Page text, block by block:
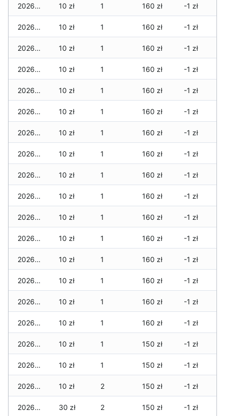
2026-07-23 10 zł 1 160 zł -1 zł
2026-07-22 10 zł 1 160 zł -1 zł
2026-07-21 10 zł 1 160 zł -1 zł
2026-07-20 10 zł 1 160 zł -1 zł
2026-07-18 10 zł 1 160 zł -1 zł
2026-07-17 10 zł 1 160 zł -1 zł
2026-07-16 10 zł 1 160 zł -1 zł
2026-07-15 10 zł 1 160 zł -1 zł
2026-07-14 10 zł 1 160 zł -1 zł
2026-07-13 10 zł 1 160 zł -1 zł
2026-07-12 10 zł 1 160 zł -1 zł
2026-07-11 10 zł 1 160 zł -1 zł
2026-07-10 10 zł 1 160 zł -1 zł
2026-07-09 10 zł 1 160 zł -1 zł
2026-07-08 10 zł 1 160 zł -1 zł
2026-07-07 10 zł 1 160 zł -1 zł
2026-07-06 10 zł 1 150 zł -1 zł
2026-07-05 10 zł 1 150 zł -1 zł
2026-07-04 10 zł 2 150 zł -1 zł
2026-07-03 30 zł 2 150 zł -1 zł